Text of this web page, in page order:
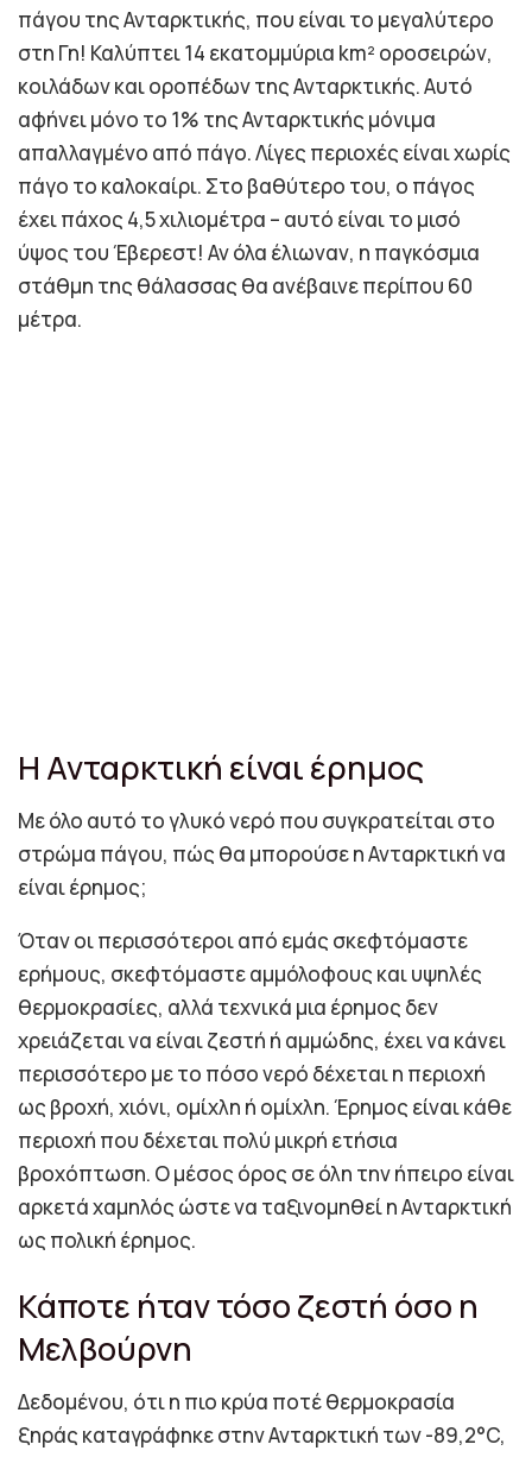
πάγου της Ανταρκτικής, που είναι το μεγαλύτερο
στη Γη! Καλύπτει 14 εκατομμύρια km² οροσειρών,
κοιλάδων και οροπέδων της Ανταρκτικής. Αυτό
αφήνει μόνο το 1% της Ανταρκτικής μόνιμα
απαλλαγμένο από πάγο. Λίγες περιοχές είναι χωρίς
πάγο το καλοκαίρι. Στο βαθύτερο του, ο πάγος
έχει πάχος 4,5 χιλιομέτρα – αυτό είναι το μισό
ύψος του Έβερεστ! Αν όλα έλιωναν, η παγκόσμια
στάθμη της θάλασσας θα ανέβαινε περίπου 60
μέτρα.
Η Ανταρκτική είναι έρημος
Με όλο αυτό το γλυκό νερό που συγκρατείται στο
στρώμα πάγου, πώς θα μπορούσε η Ανταρκτική να
είναι έρημος;
Όταν οι περισσότεροι από εμάς σκεφτόμαστε
ερήμους, σκεφτόμαστε αμμόλοφους και υψηλές
θερμοκρασίες, αλλά τεχνικά μια έρημος δεν
χρειάζεται να είναι ζεστή ή αμμώδης, έχει να κάνει
περισσότερο με το πόσο νερό δέχεται η περιοχή
ως βροχή, χιόνι, ομίχλη ή ομίχλη. Έρημος είναι κάθε
περιοχή που δέχεται πολύ μικρή ετήσια
βροχόπτωση. Ο μέσος όρος σε όλη την ήπειρο είναι
αρκετά χαμηλός ώστε να ταξινομηθεί η Ανταρκτική
ως πολική έρημος.
Κάποτε ήταν τόσο ζεστή όσο η
Μελβούρνη
Δεδομένου, ότι η πιο κρύα ποτέ θερμοκρασία
ξηράς καταγράφηκε στην Ανταρκτική των -89,2°C,